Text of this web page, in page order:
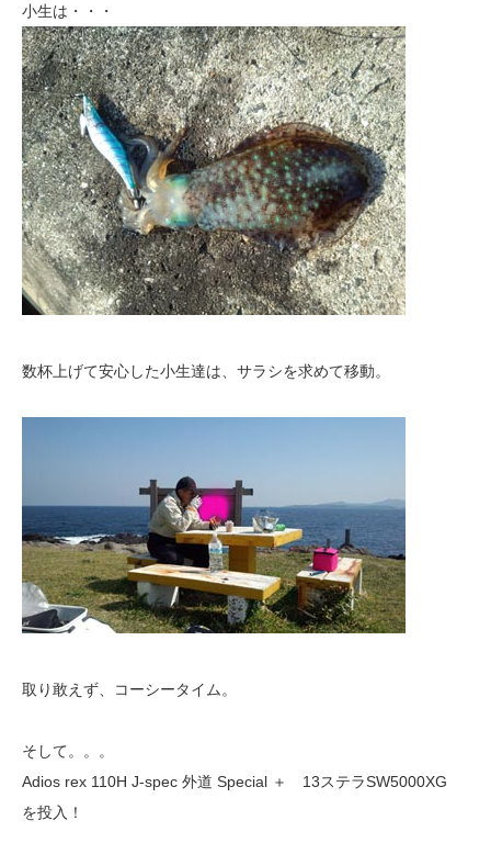
小生は・・・
数杯上げて安心した小生達は、サラシを求めて移動。
取り敢えず、コーシータイム。
そして。。。
Adios rex 110H J-spec 外道 Special ＋ 13ステラSW5000XG
を投入！